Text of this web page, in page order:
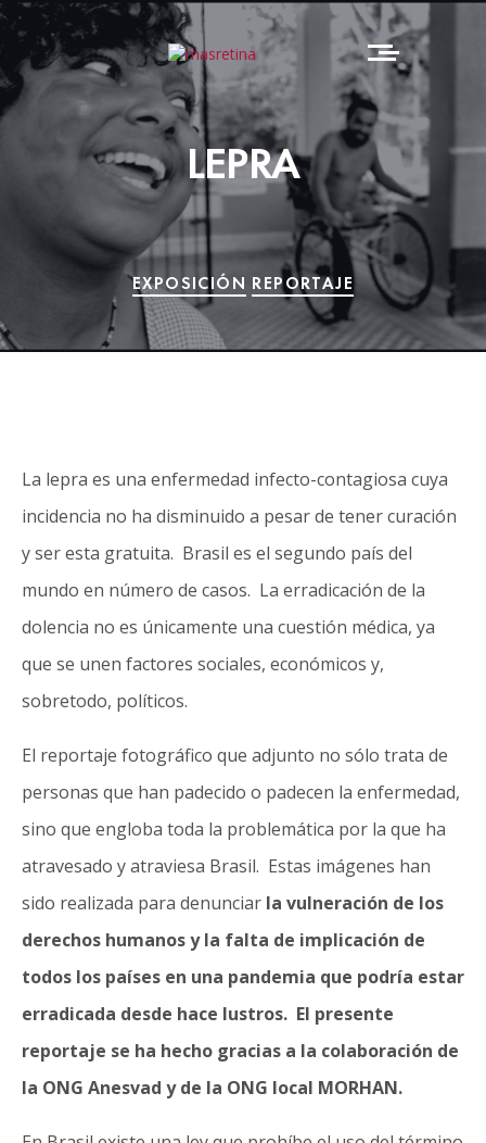
LEPRA
EXPOSICIÓN REPORTAJE
La lepra es una enfermedad infecto-contagiosa cuya
incidencia no ha disminuido a pesar de tener curación
y ser esta gratuita. Brasil es el segundo país del
mundo en número de casos. La erradicación de la
dolencia no es únicamente una cuestión médica, ya
que se unen factores sociales, económicos y,
sobretodo, políticos.
El reportaje fotográfico que adjunto no sólo trata de
personas que han padecido o padecen la enfermedad,
sino que engloba toda la problemática por la que ha
atravesado y atraviesa Brasil. Estas imágenes han
sido realizada para denunciar la vulneración de los
derechos humanos y la falta de implicación de
todos los países en una pandemia que podría estar
erradicada desde hace lustros. El presente
reportaje se ha hecho gracias a la colaboración de
la ONG Anesvad y de la ONG local MORHAN.